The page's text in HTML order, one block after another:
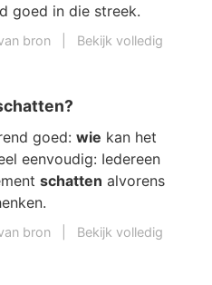
goed in die streek.
bron
Bekijk volledig
goed: wie kan het
eenvoudig: Iedereen
schatten alvorens
bron
Bekijk volledig